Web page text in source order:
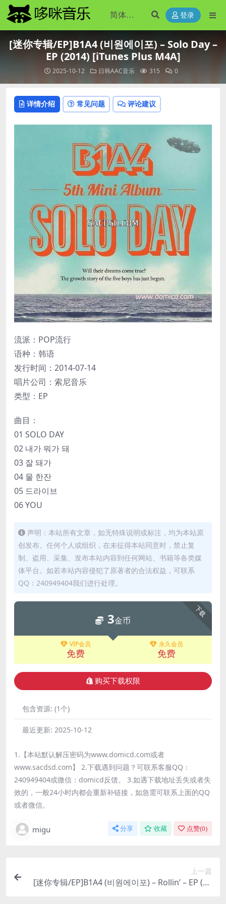
登录
[迷你专辑/EP]B1A4 (비원에이포) – Solo Day –
EP (2014) [iTunes Plus M4A]
2025-10-12 日韩AAC音乐 315 0
详情介绍 常见问题 评论建议
流派：POP流行
语种：韩语
发行时间：2014-07-14
唱片公司：索尼音乐
类型：EP
曲目：
01 SOLO DAY
02 내가 뭐가 돼
03 잘 돼가
04 물 한잔
05 드라이브
06 YOU
声明：本站所有文章，如无特殊说明或标注，均为本站原
创发布。任何个人或组织，在未征得本站同意时，禁止复
制、盗用、采集、发布本站内容到任何网站、书籍等各类媒
体平台。如若本站内容侵犯了原著者的合法权益，可联系
QQ：240949404我们进行处理。
下载
3金币
VIP会员
免费
永久会员
免费
购买下载权限
包含资源: (1个)
最近更新: 2025-10-12
1.【本站默认解压密码为www.domicd.com或者
www.sacdsd.com】 2.下载遇到问题？可联系客服QQ：
240949404或微信：domicd反馈。 3.如遇下载地址丢失或者失
效的，一般24小时内都会重新补链接，如急需可联系上面的QQ
或者微信。
migu 分享 收藏 点赞(0)
上一篇
[迷你专辑/EP]B1A4 (비원에이포) – Rollin’ – EP (20